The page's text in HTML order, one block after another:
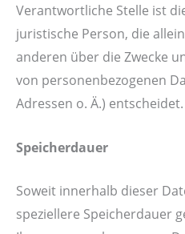
Verantwortliche Stelle ist
juristische Person, die
anderen über die Zwecke
von personenbezogenen
Adressen o. Ä.) entscheidet.
Speicherdauer
Soweit innerhalb dieser
speziellere Speicherdauer